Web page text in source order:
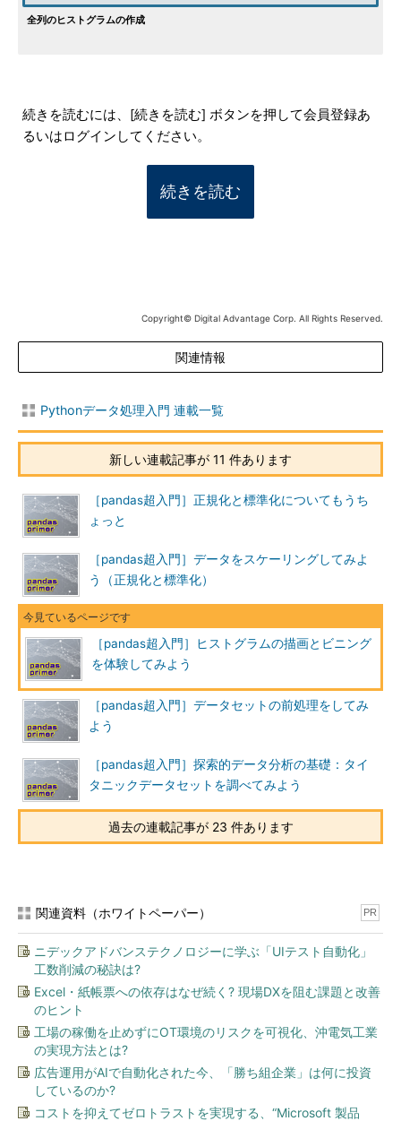
全列のヒストグラムの作成
続きを読むには、[続きを読む] ボタンを押して会員登録あ
るいはログインしてください。
続きを読む
Copyright© Digital Advantage Corp. All Rights Reserved.
関連情報
Pythonデータ処理入門 連載一覧
新しい連載記事が 11 件あります
［pandas超入門］正規化と標準化についてもうち
ょっと
［pandas超入門］データをスケーリングしてみよ
う（正規化と標準化）
［pandas超入門］ヒストグラムの描画とビニング
を体験してみよう
［pandas超入門］データセットの前処理をしてみ
よう
［pandas超入門］探索的データ分析の基礎：タイ
タニックデータセットを調べてみよう
過去の連載記事が 23 件あります
関連資料（ホワイトペーパー） PR
ニデックアドバンステクノロジーに学ぶ「UIテスト自動化」
工数削減の秘訣は?
Excel・紙帳票への依存はなぜ続く? 現場DXを阻む課題と改善
のヒント
工場の稼働を止めずにOT環境のリスクを可視化、沖電気工業
の実現方法とは?
広告運用がAIで自動化された今、「勝ち組企業」は何に投資
しているのか?
コストを抑えてゼロトラストを実現する、“Microsoft 製品